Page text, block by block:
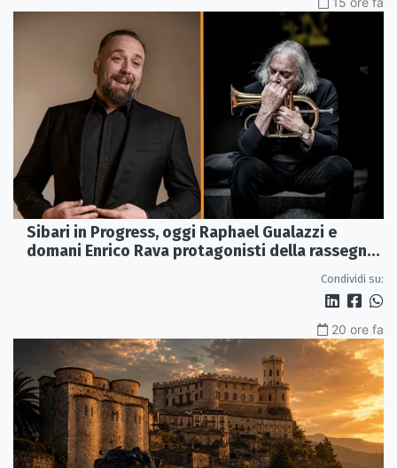
Sibari in Progress, oggi Raphael Gualazzi e
domani Enrico Rava protagonisti della rassegna
Condividi su:
20 ore fa